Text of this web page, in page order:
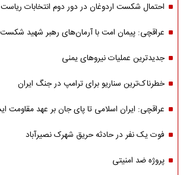
احتمال شکست اردوغان در دور دوم انتخابات
عراقچی: پیمان امت با آرمان‌های رهبر شهید
جدیدترین عملیات نیروهای یمنی
خطرناک‌ترین سناریو برای ترامپ در جنگ ایران
عراقچی: ایران اسلامی تا پای جان بر عهد مقاومت
فوت یک نفر در حادثه حریق شهرک نصیرآباد
پروژه ضد امنیتی